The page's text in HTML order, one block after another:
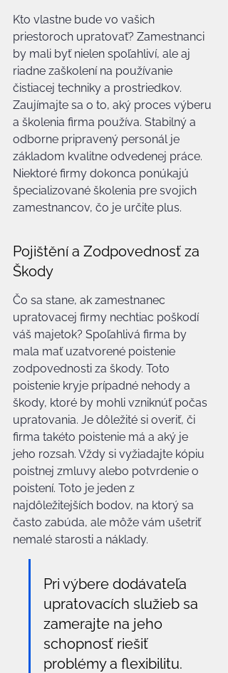
Kto vlastne bude vo vašich
priestoroch upratovať? Zamestnanci
by mali byť nielen spoľahliví, ale aj
riadne zaškolení na používanie
čistiacej techniky a prostriedkov.
Zaujímajte sa o to, aký proces výberu
a školenia firma používa. Stabilný a
odborne pripravený personál je
základom kvalitne odvedenej práce.
Niektoré firmy dokonca ponúkajú
špecializované školenia pre svojich
zamestnancov, čo je určite plus.
Pojištění a Zodpovednosť za
Škody
Čo sa stane, ak zamestnanec
upratovacej firmy nechtiac poškodí
váš majetok? Spoľahlivá firma by
mala mať uzatvorené poistenie
zodpovednosti za škody. Toto
poistenie kryje prípadné nehody a
škody, ktoré by mohli vzniknúť počas
upratovania. Je dôležité si overiť, či
firma takéto poistenie má a aký je
jeho rozsah. Vždy si vyžiadajte kópiu
poistnej zmluvy alebo potvrdenie o
poistení. Toto je jeden z
najdôležitejších bodov, na ktorý sa
často zabúda, ale môže vám ušetriť
nemalé starosti a náklady.
Pri výbere dodávateľa
upratovacích služieb sa
zamerajte na jeho
schopnosť riešiť
problémy a flexibilitu.